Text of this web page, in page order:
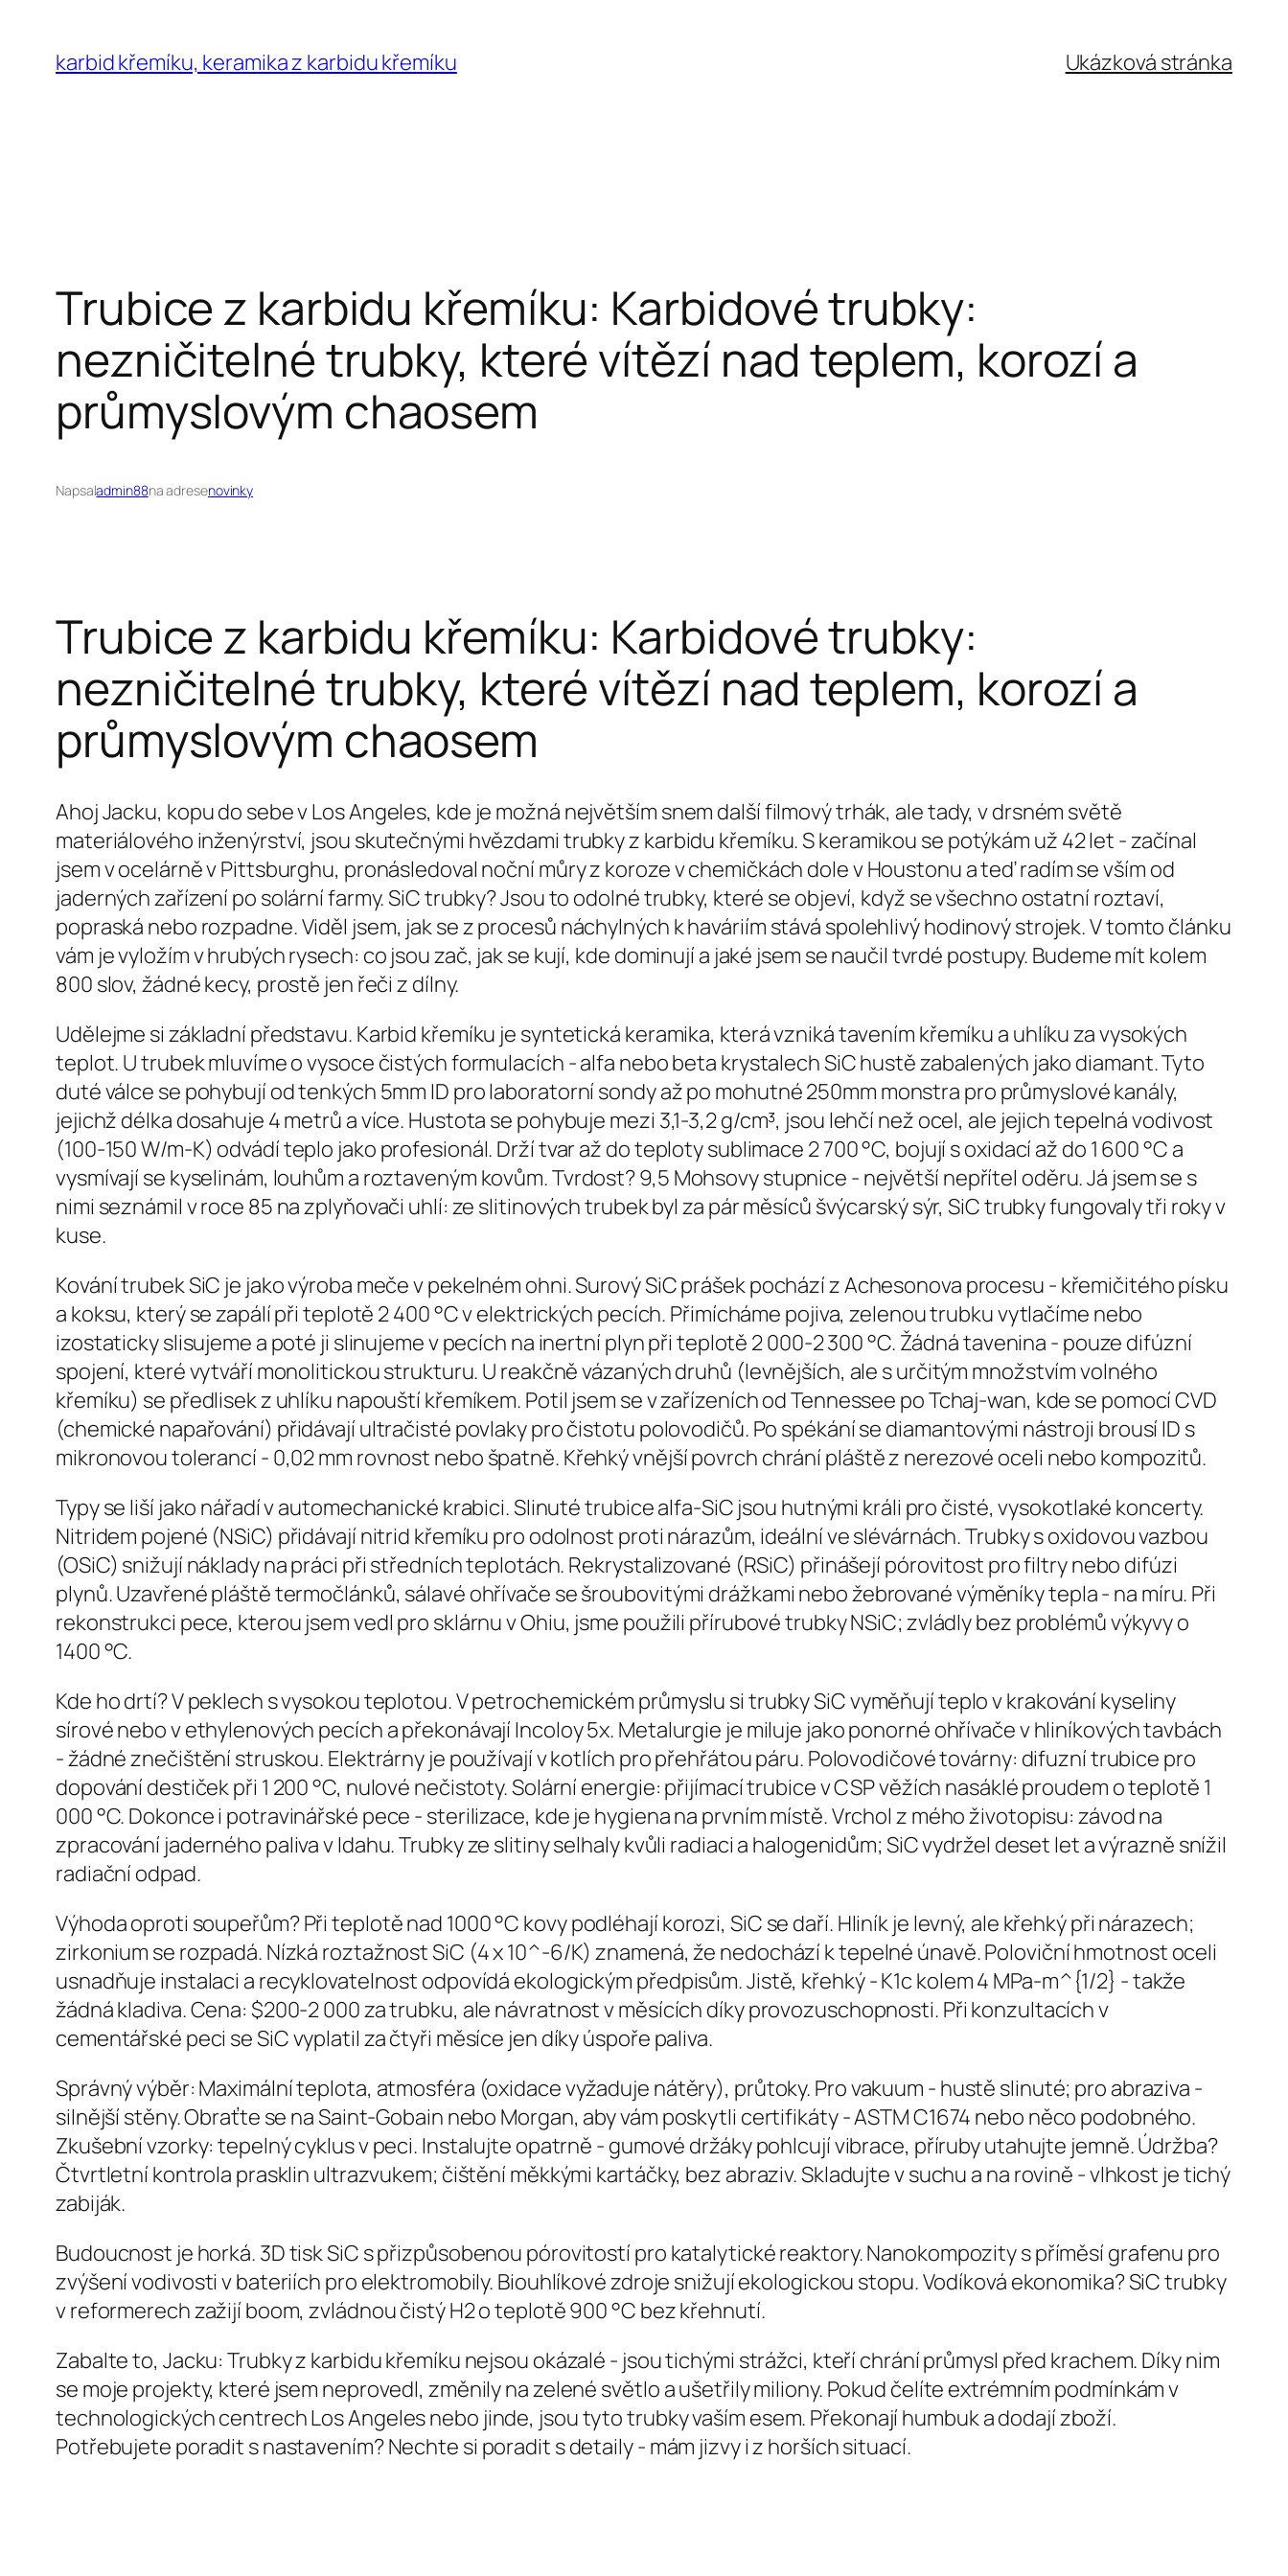
obsah
karbid křemíku, keramika z karbidu křemíku Ukázková stránka
Trubice z karbidu křemíku: Karbidové trubky:
nezničitelné trubky, které vítězí nad teplem, korozí a
průmyslovým chaosem
Napsaladmin88na adresenovinky
Trubice z karbidu křemíku: Karbidové trubky:
nezničitelné trubky, které vítězí nad teplem, korozí a
průmyslovým chaosem
Ahoj Jacku, kopu do sebe v Los Angeles, kde je možná největším snem další filmový trhák, ale tady, v drsném světě
materiálového inženýrství, jsou skutečnými hvězdami trubky z karbidu křemíku. S keramikou se potýkám už 42 let - začínal
jsem v ocelárně v Pittsburghu, pronásledoval noční můry z koroze v chemičkách dole v Houstonu a teď radím se vším od
jaderných zařízení po solární farmy. SiC trubky? Jsou to odolné trubky, které se objeví, když se všechno ostatní roztaví,
popraská nebo rozpadne. Viděl jsem, jak se z procesů náchylných k haváriím stává spolehlivý hodinový strojek. V tomto článku
vám je vyložím v hrubých rysech: co jsou zač, jak se kují, kde dominují a jaké jsem se naučil tvrdé postupy. Budeme mít kolem
800 slov, žádné kecy, prostě jen řeči z dílny.
Udělejme si základní představu. Karbid křemíku je syntetická keramika, která vzniká tavením křemíku a uhlíku za vysokých
teplot. U trubek mluvíme o vysoce čistých formulacích - alfa nebo beta krystalech SiC hustě zabalených jako diamant. Tyto
duté válce se pohybují od tenkých 5mm ID pro laboratorní sondy až po mohutné 250mm monstra pro průmyslové kanály,
jejichž délka dosahuje 4 metrů a více. Hustota se pohybuje mezi 3,1-3,2 g/cm³, jsou lehčí než ocel, ale jejich tepelná vodivost
(100-150 W/m-K) odvádí teplo jako profesionál. Drží tvar až do teploty sublimace 2 700 °C, bojují s oxidací až do 1 600 °C a
vysmívají se kyselinám, louhům a roztaveným kovům. Tvrdost? 9,5 Mohsovy stupnice - největší nepřítel oděru. Já jsem se s
nimi seznámil v roce 85 na zplyňovači uhlí: ze slitinových trubek byl za pár měsíců švýcarský sýr, SiC trubky fungovaly tři roky v
kuse.
Kování trubek SiC je jako výroba meče v pekelném ohni. Surový SiC prášek pochází z Achesonova procesu - křemičitého písku
a koksu, který se zapálí při teplotě 2 400 °C v elektrických pecích. Přimícháme pojiva, zelenou trubku vytlačíme nebo
izostaticky slisujeme a poté ji slinujeme v pecích na inertní plyn při teplotě 2 000-2 300 °C. Žádná tavenina - pouze difúzní
spojení, které vytváří monolitickou strukturu. U reakčně vázaných druhů (levnějších, ale s určitým množstvím volného
křemíku) se předlisek z uhlíku napouští křemíkem. Potil jsem se v zařízeních od Tennessee po Tchaj-wan, kde se pomocí CVD
(chemické napařování) přidávají ultračisté povlaky pro čistotu polovodičů. Po spékání se diamantovými nástroji brousí ID s
mikronovou tolerancí - 0,02 mm rovnost nebo špatně. Křehký vnější povrch chrání pláště z nerezové oceli nebo kompozitů.
Typy se liší jako nářadí v automechanické krabici. Slinuté trubice alfa-SiC jsou hutnými králi pro čisté, vysokotlaké koncerty.
Nitridem pojené (NSiC) přidávají nitrid křemíku pro odolnost proti nárazům, ideální ve slévárnách. Trubky s oxidovou vazbou
(OSiC) snižují náklady na práci při středních teplotách. Rekrystalizované (RSiC) přinášejí pórovitost pro filtry nebo difúzi
plynů. Uzavřené pláště termočlánků, sálavé ohřívače se šroubovitými drážkami nebo žebrované výměníky tepla - na míru. Při
rekonstrukci pece, kterou jsem vedl pro sklárnu v Ohiu, jsme použili přírubové trubky NSiC; zvládly bez problémů výkyvy o
1400 °C.
Kde ho drtí? V peklech s vysokou teplotou. V petrochemickém průmyslu si trubky SiC vyměňují teplo v krakování kyseliny
sírové nebo v ethylenových pecích a překonávají Incoloy 5x. Metalurgie je miluje jako ponorné ohřívače v hliníkových tavbách
- žádné znečištění struskou. Elektrárny je používají v kotlích pro přehřátou páru. Polovodičové továrny: difuzní trubice pro
dopování destiček při 1 200 °C, nulové nečistoty. Solární energie: přijímací trubice v CSP věžích nasáklé proudem o teplotě 1
000 °C. Dokonce i potravinářské pece - sterilizace, kde je hygiena na prvním místě. Vrchol z mého životopisu: závod na
zpracování jaderného paliva v Idahu. Trubky ze slitiny selhaly kvůli radiaci a halogenidům; SiC vydržel deset let a výrazně snížil
radiační odpad.
Výhoda oproti soupeřům? Při teplotě nad 1000 °C kovy podléhají korozi, SiC se daří. Hliník je levný, ale křehký při nárazech;
zirkonium se rozpadá. Nízká roztažnost SiC (4 x 10^-6/K) znamená, že nedochází k tepelné únavě. Poloviční hmotnost oceli
usnadňuje instalaci a recyklovatelnost odpovídá ekologickým předpisům. Jistě, křehký - K1c kolem 4 MPa-m^{1/2} - takže
žádná kladiva. Cena: $200-2 000 za trubku, ale návratnost v měsících díky provozuschopnosti. Při konzultacích v
cementářské peci se SiC vyplatil za čtyři měsíce jen díky úspoře paliva.
Správný výběr: Maximální teplota, atmosféra (oxidace vyžaduje nátěry), průtoky. Pro vakuum - hustě slinuté; pro abraziva -
silnější stěny. Obraťte se na Saint-Gobain nebo Morgan, aby vám poskytli certifikáty - ASTM C1674 nebo něco podobného.
Zkušební vzorky: tepelný cyklus v peci. Instalujte opatrně - gumové držáky pohlcují vibrace, příruby utahujte jemně. Údržba?
Čtvrtletní kontrola prasklin ultrazvukem; čištění měkkými kartáčky, bez abraziv. Skladujte v suchu a na rovině - vlhkost je tichý
zabiják.
Budoucnost je horká. 3D tisk SiC s přizpůsobenou pórovitostí pro katalytické reaktory. Nanokompozity s příměsí grafenu pro
zvýšení vodivosti v bateriích pro elektromobily. Biouhlíkové zdroje snižují ekologickou stopu. Vodíková ekonomika? SiC trubky
v reformerech zažijí boom, zvládnou čistý H2 o teplotě 900 °C bez křehnutí.
Zabalte to, Jacku: Trubky z karbidu křemíku nejsou okázalé - jsou tichými strážci, kteří chrání průmysl před krachem. Díky nim
se moje projekty, které jsem neprovedl, změnily na zelené světlo a ušetřily miliony. Pokud čelíte extrémním podmínkám v
technologických centrech Los Angeles nebo jinde, jsou tyto trubky vaším esem. Překonají humbuk a dodají zboží.
Potřebujete poradit s nastavením? Nechte si poradit s detaily - mám jizvy i z horších situací.